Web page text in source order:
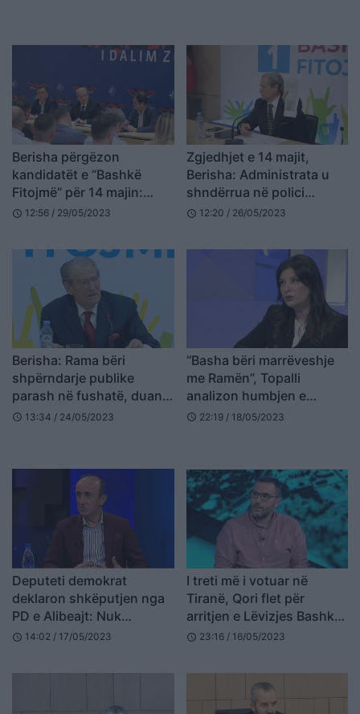
Berisha përgëzon
kandidatët e “Bashkë
Fitojmë” për 14 majin:
Rezultati është larg atij që
schedule 12:56 / 29/05/2023
Zgjedhjet e 14 majit,
Berisha: Administrata u
shndërrua në polici
elektorale
schedule 12:20 / 26/05/2023
Berisha: Rama bëri
shpërndarje publike
parash në fushatë, duan
të bindin shqiptarët se
schedule 13:34 / 24/05/2023
“Basha bëri marrëveshje
me Ramën”, Topalli
analizon humbjen e
opozitës: Janë blerë votat
schedule 22:19 / 18/05/2023
Deputeti demokrat
deklaron shkëputjen nga
PD e Alibeajt: Nuk
kthehem sa të jetë ai dhe
schedule 14:02 / 17/05/2023
I treti më i votuar në
Tiranë, Qori flet për
arritjen e Lëvizjes Bashkë:
Kishim fushatën më të
schedule 23:16 / 16/05/2023